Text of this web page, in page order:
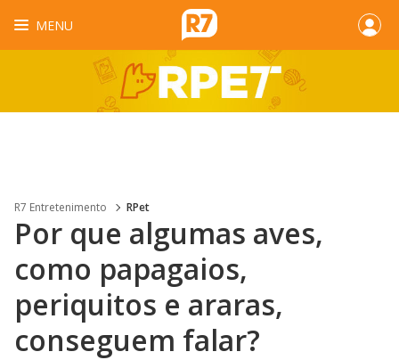
MENU
R7 Entretenimento RPet
Por que algumas aves,
como papagaios,
periquitos e araras,
conseguem falar?